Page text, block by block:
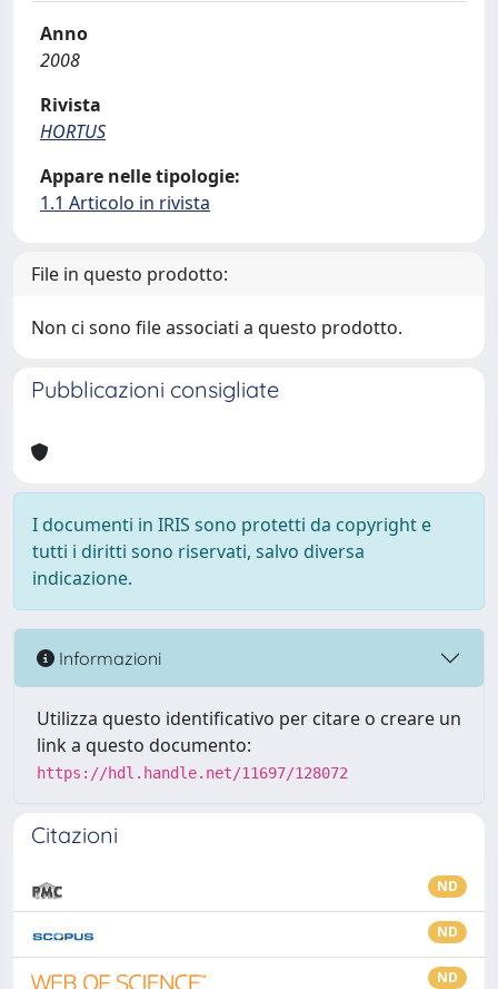
Anno
2008
Rivista
HORTUS
Appare nelle tipologie:
1.1 Articolo in rivista
File in questo prodotto:
Non ci sono file associati a questo prodotto.
Pubblicazioni consigliate
I documenti in IRIS sono protetti da copyright e
tutti i diritti sono riservati, salvo diversa
indicazione.
Informazioni
Utilizza questo identificativo per citare o creare un
link a questo documento:
https://hdl.handle.net/11697/128072
Citazioni
ND
ND
ND